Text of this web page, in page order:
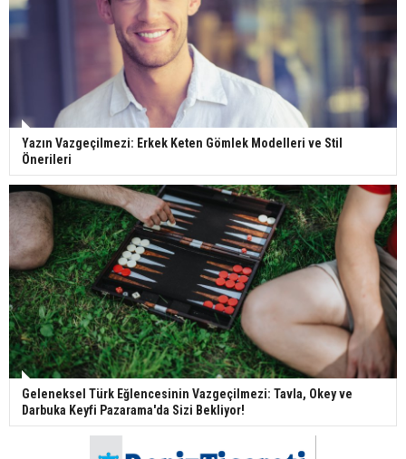
Yazın Vazgeçilmezi: Erkek Keten Gömlek Modelleri ve Stil
Önerileri
Geleneksel Türk Eğlencesinin Vazgeçilmezi: Tavla, Okey ve
Darbuka Keyfi Pazarama'da Sizi Bekliyor!